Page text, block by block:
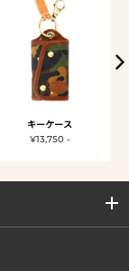
キーケース
¥13,750 -